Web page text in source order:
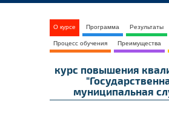
О курсе Программа Результаты
Процесс обучения Преимущества
курс повышения
муниципальная